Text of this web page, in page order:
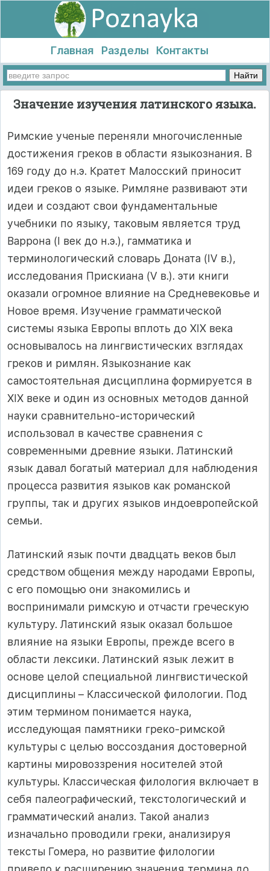
Главная Разделы Контакты
Значение изучения латинского языка.
Римские ученые переняли многочисленные
достижения греков в области языкознания. В
169 году до н.э. Кратет Малосский приносит
идеи греков о языке. Римляне развивают эти
идеи и создают свои фундаментальные
учебники по языку, таковым является труд
Варрона (I век до н.э.), гамматика и
терминологический словарь Доната (IV в.),
исследования Прискиана (V в.). эти книги
оказали огромное влияние на Средневековье и
Новое время. Изучение грамматической
системы языка Европы вплоть до XIX века
основывалось на лингвистических взглядах
греков и римлян. Языкознание как
самостоятельная дисциплина формируется в
XIX веке и один из основных методов данной
науки сравнительно-исторический
использовал в качестве сравнения с
современными древние языки. Латинский
язык давал богатый материал для наблюдения
процесса развития языков как романской
группы, так и других языков индоевропейской
семьи.
Латинский язык почти двадцать веков был
средством общения между народами Европы,
с его помощью они знакомились и
воспринимали римскую и отчасти греческую
культуру. Латинский язык оказал большое
влияние на языки Европы, прежде всего в
области лексики. Латинский язык лежит в
основе целой специальной лингвистической
дисциплины – Классической филологии. Под
этим термином понимается наука,
исследующая памятники греко-римской
культуры с целью воссоздания достоверной
картины мировоззрения носителей этой
культуры. Классическая филология включает в
себя палеографический, текстологический и
грамматический анализ. Такой анализ
изначально проводили греки, анализируя
тексты Гомера, но развитие филологии